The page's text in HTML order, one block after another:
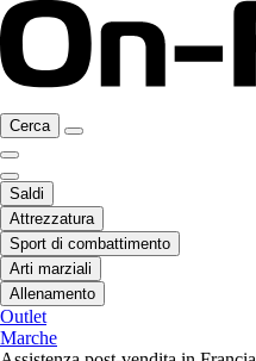
Cerca
Saldi
Attrezzatura
Sport di combattimento
Arti marziali
Allenamento
Outlet
Marche